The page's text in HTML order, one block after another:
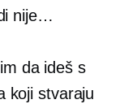
nije…
da ideš s
koji stvaraju